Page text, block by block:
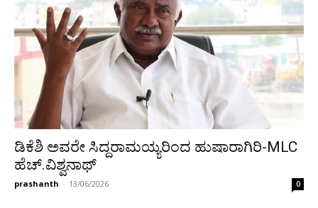
ಡಿಕೆಶಿ ಅವರೇ ಸಿದ್ದರಾಮಯ್ಯರಿಂದ ಹುಷಾರಾಗಿರಿ-MLC
ಹೆಚ್.ವಿಶ್ವನಾಥ್
prashanth - 13/06/2026 0